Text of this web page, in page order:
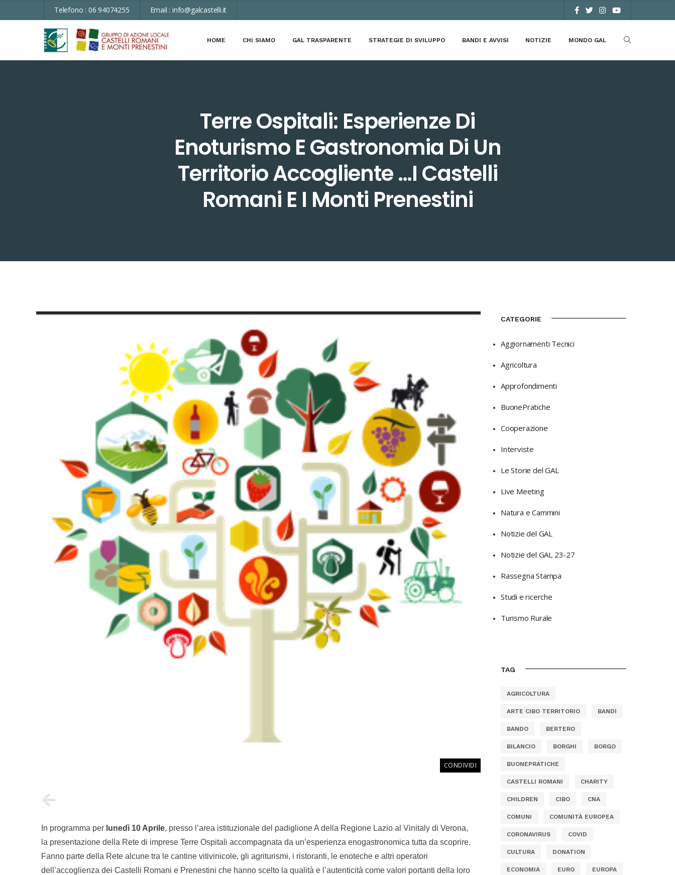
Telefono : 06 94074255 Email :info@galcastelli.it
HOME CHI SIAMO GAL TRASPARENTE STRATEGIE DI SVILUPPO BANDI E AVVISI NOTIZIE MONDO GAL
Terre Ospitali: Esperienze Di
Enoturismo E Gastronomia Di Un
Territorio Accogliente …i Castelli
Romani E I Monti Prenestini
CONDIVIDI
In programma per lunedì 10 Aprile, presso l’area istituzionale del padiglione A della Regione Lazio al Vinitaly di Verona,
la presentazione della Rete di imprese Terre Ospitali accompagnata da un’esperienza enogastronomica tutta da scoprire.
Fanno parte della Rete alcune tra le cantine vitivinicole, gli agriturismi, i ristoranti, le enoteche e altri operatori
dell’accoglienza dei Castelli Romani e Prenestini che hanno scelto la qualità e l’autenticità come valori portanti della loro
CATEGORIE
Aggiornamenti Tecnici
Agricoltura
Approfondimenti
BuonePratiche
Cooperazione
Interviste
Le Storie del GAL
Live Meeting
Natura e Cammini
Notizie del GAL
Notizie del GAL 23-27
Rassegna Stampa
Studi e ricerche
Turismo Rurale
TAG
AGRICOLTURA
ARTE CIBO TERRITORIO BANDI
BANDO BERTERO
BILANCIO BORGHI BORGO
BUONEPRATICHE
CASTELLI ROMANI CHARITY
CHILDREN CIBO CNA
COMUNI COMUNITÀ EUROPEA
CORONAVIRUS COVID
CULTURA DONATION
ECONOMIA EURO EUROPA